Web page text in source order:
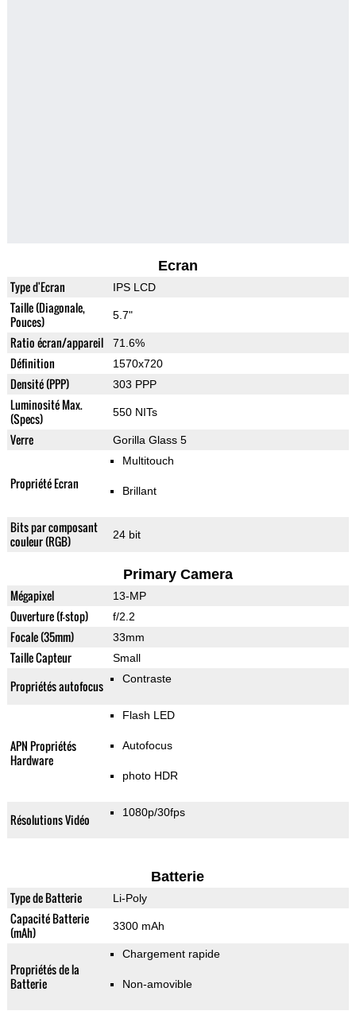
Ecran
Type d'Ecran IPS LCD
Taille (Diagonale,
Pouces)
5.7"
Ratio écran/appareil 71.6%
Définition 1570x720
Densité (PPP) 303 PPP
Luminosité Max.
(Specs)
550 NITs
Verre Gorilla Glass 5
Propriété Ecran
Multitouch
Brillant
Bits par composant
couleur (RGB)
24 bit
Primary Camera
Mégapixel 13-MP
Ouverture (f-stop) f/2.2
Focale (35mm) 33mm
Taille Capteur Small
Propriétés autofocus Contraste
APN Propriétés
Hardware
Flash LED
Autofocus
photo HDR
Résolutions Vidéo 1080p/30fps
Batterie
Type de Batterie Li-Poly
Capacité Batterie
(mAh)
3300 mAh
Propriétés de la
Batterie
Chargement rapide
Non-amovible